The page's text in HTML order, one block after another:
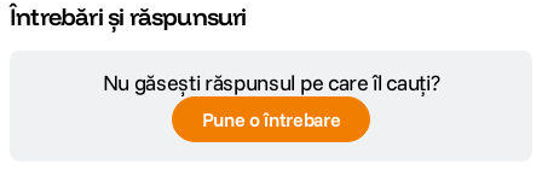
Întrebări și răspunsuri
Nu găsești răspunsul pe care îl cauți?
Pune o întrebare